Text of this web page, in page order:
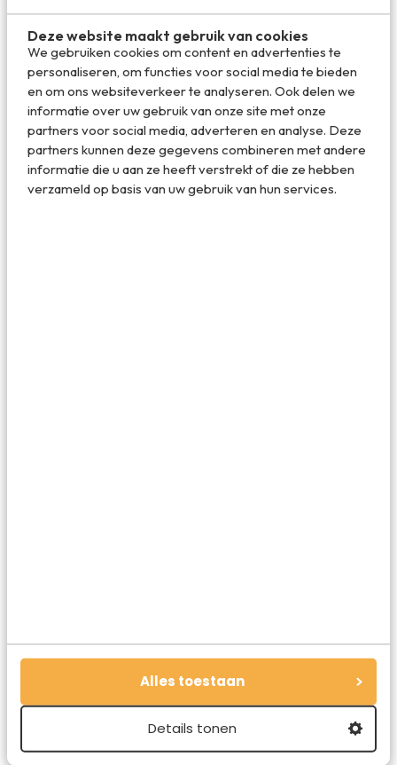
Deze website maakt gebruik van cookies
We gebruiken cookies om content en advertenties te
personaliseren, om functies voor social media te bieden
en om ons websiteverkeer te analyseren. Ook delen we
informatie over uw gebruik van onze site met onze
partners voor social media, adverteren en analyse. Deze
partners kunnen deze gegevens combineren met andere
informatie die u aan ze heeft verstrekt of die ze hebben
verzameld op basis van uw gebruik van hun services.
Alles toestaan
Details tonen